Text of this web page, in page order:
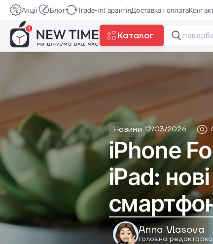
Акції Блог Trade-inГарантіяДоставка і оплата
Каталог
Новини 12/03/2026
iPhone
iPad:
Anna Vlasova
головна редакторка